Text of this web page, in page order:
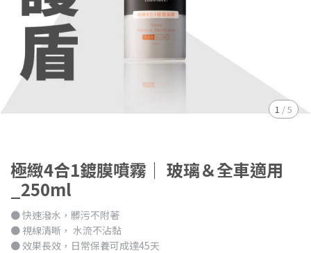
1 /5
極緻4合1鍍膜噴霧｜ 玻璃＆全車適用
_250ml
● 快速潑水，髒污不附著
● 視線清晰， 水流不沾黏
● 效果長效，日常保養可成達45天